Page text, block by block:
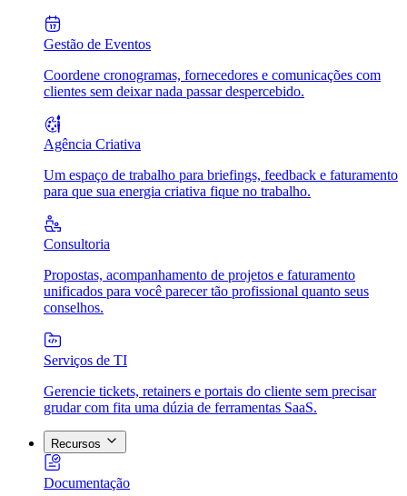
Gestão de Eventos
Coordene cronogramas, fornecedores e comunicações com
clientes sem deixar nada passar despercebido.
Agência Criativa
Um espaço de trabalho para briefings, feedback e faturamento
para que sua energia criativa fique no trabalho.
Consultoria
Propostas, acompanhamento de projetos e faturamento
unificados para você parecer tão profissional quanto seus
conselhos.
Serviços de TI
Gerencie tickets, retainers e portais do cliente sem precisar
grudar com fita uma dúzia de ferramentas SaaS.
Recursos
Documentação